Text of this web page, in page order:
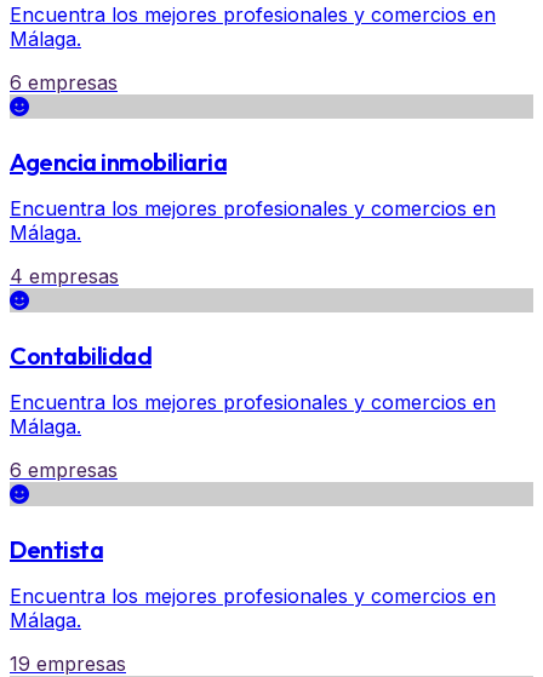
Encuentra los mejores profesionales y comercios en
Málaga.
6 empresas
Agencia inmobiliaria
Encuentra los mejores profesionales y comercios en
Málaga.
4 empresas
Contabilidad
Encuentra los mejores profesionales y comercios en
Málaga.
6 empresas
Dentista
Encuentra los mejores profesionales y comercios en
Málaga.
19 empresas